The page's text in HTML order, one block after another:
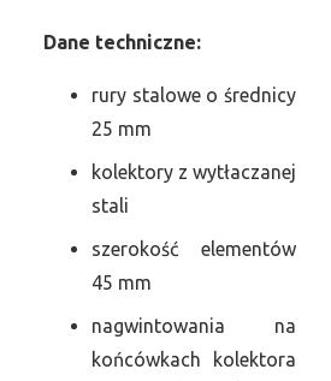
Dane techniczne:
rury stalowe o średnicy
25 mm
kolektory z wytłaczanej
stali
szerokość elementów
45 mm
nagwintowania na
końcówkach kolektora